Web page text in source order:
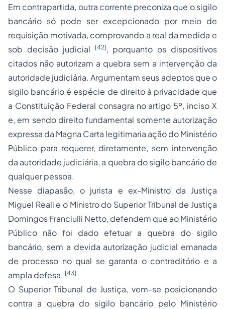
Em contrapartida, outra corrente preconiza que o sigilo
bancário só pode ser excepcionado por meio de
requisição motivada, comprovando a real da medida e
sob decisão judicial
[42], porquanto os dispositivos
citados não autorizam a quebra sem a intervenção da
autoridade judiciária. Argumentam seus adeptos que o
sigilo bancário é espécie de direito à privacidade que
a Constituição Federal consagra no artigo 5º, inciso X
e, em sendo direito fundamental somente autorização
expressa da Magna Carta legitimaria ação do Ministério
Público para requerer, diretamente, sem intervenção
da autoridade judiciária, a quebra do sigilo bancário de
qualquer pessoa.
Nesse diapasão, o jurista e ex-Ministro da Justiça
Miguel Reali e o Ministro do Superior Tribunal de Justiça
Domingos Franciulli Netto, defendem que ao Ministério
Público não foi dado efetuar a quebra do sigilo
bancário, sem a devida autorização judicial emanada
de processo no qual se garanta o contraditório e a
ampla defesa. [43]
O Superior Tribunal de Justiça, vem-se posicionando
contra a quebra do sigilo bancário pelo Ministério